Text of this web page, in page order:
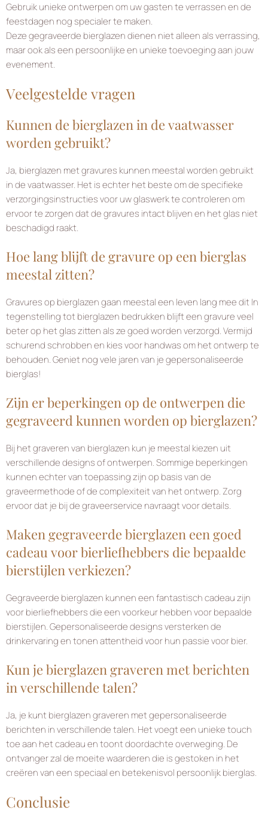
Gebruik unieke ontwerpen om uw gasten te verrassen en de
feestdagen nog specialer te maken.
Deze gegraveerde bierglazen dienen niet alleen als verrassing,
maar ook als een persoonlijke en unieke toevoeging aan jouw
evenement.
Veelgestelde vragen
Kunnen de bierglazen in de vaatwasser
worden gebruikt?
Ja, bierglazen met gravures kunnen meestal worden gebruikt
in de vaatwasser. Het is echter het beste om de specifieke
verzorgingsinstructies voor uw glaswerk te controleren om
ervoor te zorgen dat de gravures intact blijven en het glas niet
beschadigd raakt.
Hoe lang blijft de gravure op een bierglas
meestal zitten?
Gravures op bierglazen gaan meestal een leven lang mee dit In
tegenstelling tot bierglazen bedrukken blijft een gravure veel
beter op het glas zittenals ze goed worden verzorgd. Vermijd
schurend schrobben en kies voor handwas om het ontwerp te
behouden. Geniet nog vele jaren van je gepersonaliseerde
bierglas!
Zijn er beperkingen op de ontwerpen die
gegraveerd kunnen worden op bierglazen?
Bij het graveren van bierglazen kun je meestal kiezen uit
verschillende designs of ontwerpen. Sommige beperkingen
kunnen echter van toepassing zijn op basis van de
graveermethode of de complexiteit van het ontwerp. Zorg
ervoor dat je bij de graveerservice navraagt voor details.
Maken gegraveerde bierglazen een goed
cadeau voor bierliefhebbers die bepaalde
bierstijlen verkiezen?
Gegraveerde bierglazen kunnen een fantastisch cadeau zijn
voor bierliefhebbers die een voorkeur hebben voor bepaalde
bierstijlen. Gepersonaliseerde designs versterken de
drinkervaring en tonen attentheid voor hun passie voor bier.
Kun je bierglazen graveren met berichten
in verschillende talen?
Ja, je kunt bierglazen graveren met gepersonaliseerde
berichten in verschillende talen. Het voegt een unieke touch
toe aan het cadeau en toont doordachte overweging. De
ontvanger zal de moeite waarderen die is gestoken in het
creëren van een speciaal en betekenisvol persoonlijk bierglas.
Conclusie